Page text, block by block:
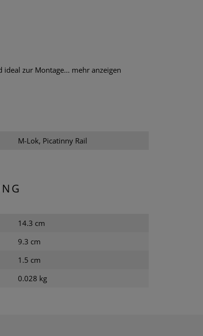
ideal zur Montage... mehr anzeigen
M-Lok, Picatinny Rail
14.3 cm
9.3 cm
1.5 cm
0.028 kg